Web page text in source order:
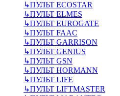
↳ПУЛЬТ ECOSTAR
↳ПУЛЬТ ELMES
↳ПУЛЬТ EUROGATE
↳ПУЛЬТ FAAC
↳ПУЛЬТ GARRISON
↳ПУЛЬТ GENIUS
↳ПУЛЬТ GSN
↳ПУЛЬТ HORMANN
↳ПУЛЬТ LIFE
↳ПУЛЬТ LIFTMASTER